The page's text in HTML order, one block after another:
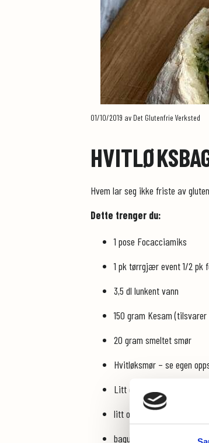
01/10/2019 av Det Glutenfrie Verksted
Hvem lar seg ikke friste av
Dette trenger du:
1 pose Focacciamiks
1 pk tørrgjær event 1/2
3,5 dl lunkent vann
150 gram Kesam
20 gram smeltet smør
Hvitløksmør – se egen
Litt ekstra glutenfritt mel
litt olje til pensling
baguetteform (ikke